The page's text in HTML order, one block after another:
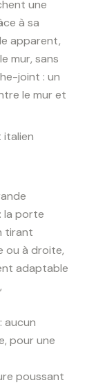
une
à sa
apparent,
mur, sans
joint : un
le mur et
italien
la porte
tirant
ou à droite,
adaptable
: aucun
pour une
poussant